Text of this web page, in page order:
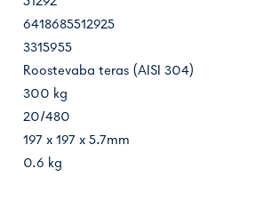
6418685512925
3315955
Roostevaba teras (AISI 304)
300 kg
20/480
197 x 197 x 5.7mm
0.6 kg